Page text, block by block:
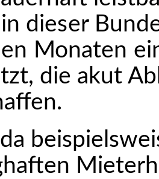
dieser
Monaten
die akut